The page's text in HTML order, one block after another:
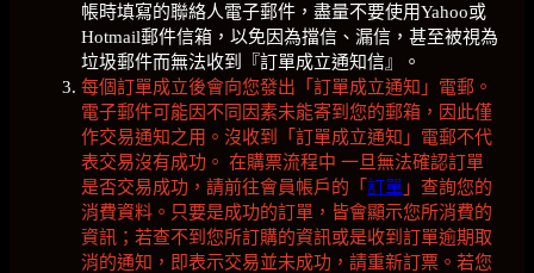
帳時填寫的聯絡人電子郵件，盡量不要使用Yahoo或
Hotmail郵件信箱，以免因為擋信、漏信，甚至被視為
垃圾郵件而無法收到『訂單成立通知信』。
每個訂單成立後會向您發出「訂單成立通知」電郵。
電子郵件可能因不同因素未能寄到您的郵箱，因此僅
作交易通知之用。沒收到「訂單成立通知」電郵不代
表交易沒有成功。 在購票流程中 一旦無法確認訂單
是否交易成功，請前往會員帳戶的「 訂單 」查詢您的
消費資料。只要是成功的訂單，皆會顯示您所消費的
資訊；若查不到您所訂購的資訊或是收到訂單逾期取
消的通知，即表示交易並未成功，請重新訂票。若您